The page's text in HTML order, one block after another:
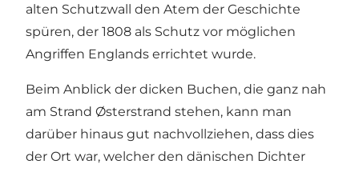
alten Schutzwall den Atem der Geschichte
spüren, der 1808 als Schutz vor möglichen
Angriffen Englands errichtet wurde.
Beim Anblick der dicken Buchen, die ganz nah
am Strand Østerstrand stehen, kann man
darüber hinaus gut nachvollziehen, dass dies
der Ort war, welcher den dänischen Dichter